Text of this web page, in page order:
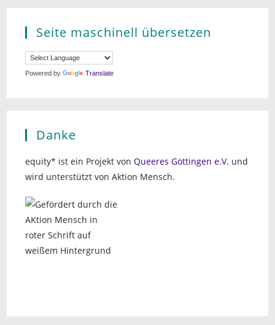
Seite maschinell übersetzen
Powered by Translate
Danke
equity* ist ein Projekt vonQueeres Göttingen e.V. und
wird unterstützt von Aktion Mensch.